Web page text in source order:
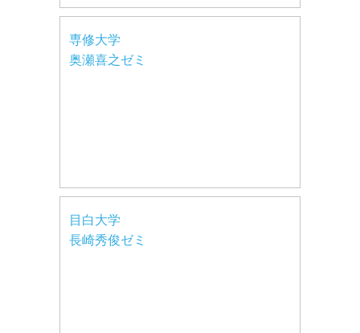
専修大学
奥瀬喜之ゼミ
目白大学
長崎秀俊ゼミ